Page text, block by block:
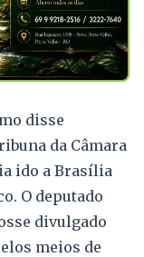
disse
da Câmara
ido a Brasília
O deputado
divulgado
meios de